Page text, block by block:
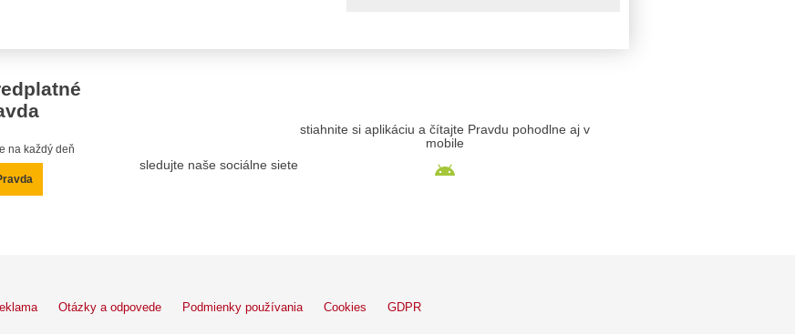
na každý deň
sledujte naše sociálne siete
stiahnite si aplikáciu a čítajte Pravdu pohodlne aj v
mobile
Otázky a odpovede Podmienky používania Cookies GDPR